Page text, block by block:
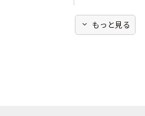
expand_more もっと見る